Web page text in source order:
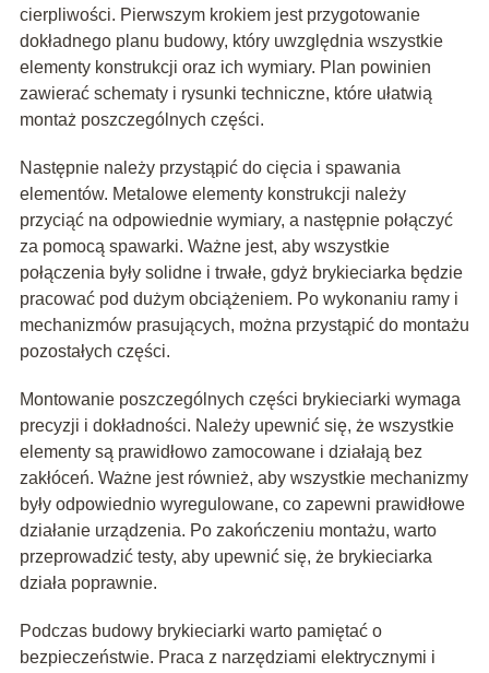
cierpliwości. Pierwszym krokiem jest przygotowanie
dokładnego planu budowy, który uwzględnia wszystkie
elementy konstrukcji oraz ich wymiary. Plan powinien
zawierać schematy i rysunki techniczne, które ułatwią
montaż poszczególnych części.
Następnie należy przystąpić do cięcia i spawania
elementów. Metalowe elementy konstrukcji należy
przyciąć na odpowiednie wymiary, a następnie połączyć
za pomocą spawarki. Ważne jest, aby wszystkie
połączenia były solidne i trwałe, gdyż brykieciarka będzie
pracować pod dużym obciążeniem. Po wykonaniu ramy i
mechanizmów prasujących, można przystąpić do montażu
pozostałych części.
Montowanie poszczególnych części brykieciarki wymaga
precyzji i dokładności. Należy upewnić się, że wszystkie
elementy są prawidłowo zamocowane i działają bez
zakłóceń. Ważne jest również, aby wszystkie mechanizmy
były odpowiednio wyregulowane, co zapewni prawidłowe
działanie urządzenia. Po zakończeniu montażu, warto
przeprowadzić testy, aby upewnić się, że brykieciarka
działa poprawnie.
Podczas budowy brykieciarki warto pamiętać o
bezpieczeństwie. Praca z narzędziami elektrycznymi i